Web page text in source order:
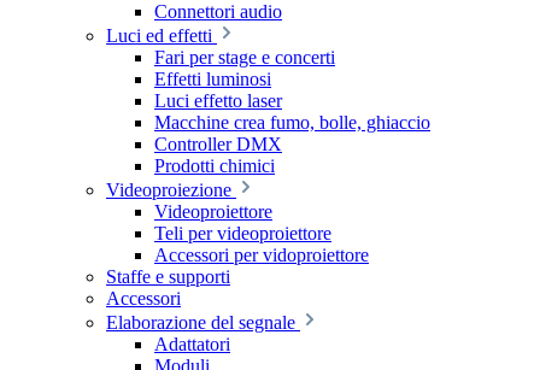
Connettori audio
Luci ed effetti
Fari per stage e concerti
Effetti luminosi
Luci effetto laser
Macchine crea fumo, bolle, ghiaccio
Controller DMX
Prodotti chimici
Videoproiezione
Videoproiettore
Teli per videoproiettore
Accessori per vidoproiettore
Staffe e supporti
Accessori
Elaborazione del segnale
Adattatori
Moduli